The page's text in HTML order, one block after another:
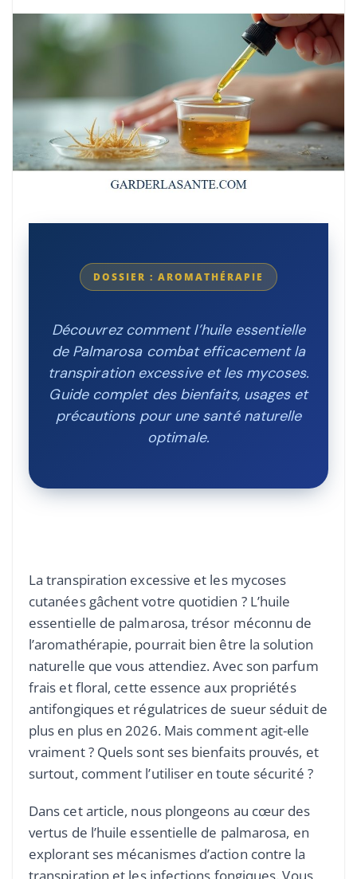
DOSSIER : AROMATHÉRAPIE
Découvrez comment l’huile essentielle
de Palmarosa combat efficacement la
transpiration excessive et les mycoses.
Guide complet des bienfaits, usages et
précautions pour une santé naturelle
optimale.
La transpiration excessive et les mycoses
cutanées gâchent votre quotidien ? L’huile
essentielle de palmarosa, trésor méconnu de
l’aromathérapie, pourrait bien être la solution
naturelle que vous attendiez. Avec son parfum
frais et floral, cette essence aux propriétés
antifongiques et régulatrices de sueur séduit de
plus en plus en 2026. Mais comment agit-elle
vraiment ? Quels sont ses bienfaits prouvés, et
surtout, comment l’utiliser en toute sécurité ?
Dans cet article, nous plongeons au cœur des
vertus de l’huile essentielle de palmarosa, en
explorant ses mécanismes d’action contre la